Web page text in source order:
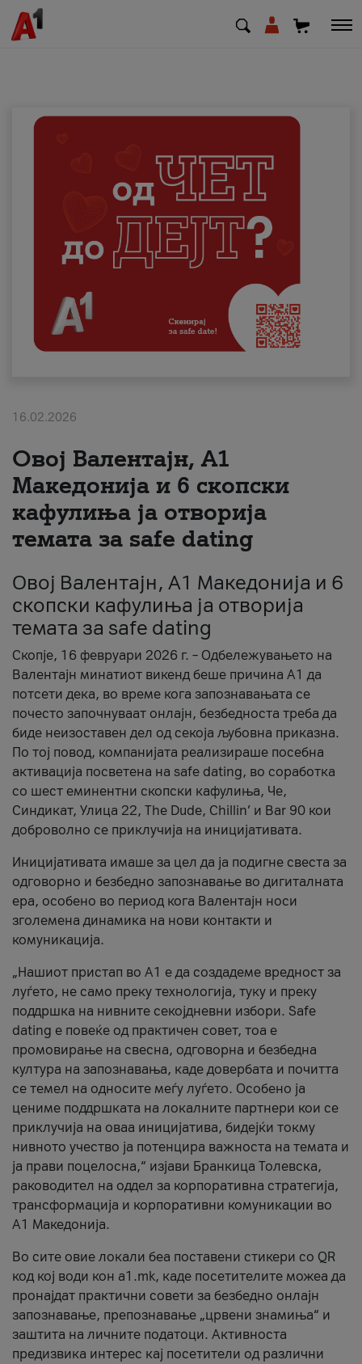
Деловни
Поддршка
Надополни кредит
Плати сметка
#ПодобарОнлајн
16.02.2026
Овој Валентајн, A1
Македонија и 6 скопски
кафулиња ја отворија
темата за safe dating
Овој Валентајн, A1 Македонија и 6
скопски кафулиња ја отворија
темата за safe dating
Скопје, 16 февруари 2026 г. – Одбележувањето на
Валентајн минатиот викенд беше причина А1 да
потсети дека, во време кога запознавањата се
почесто започнуваат онлајн, безбедноста треба да
биде неизоставен дел од секоја љубовна приказна.
По тој повод, компанијата реализираше посебна
активација посветена на safe dating, во соработка
со шест еминентни скопски кафулиња, Че,
Синдикат, Улица 22, The Dude, Chillin’ и Bar 90 кои
доброволно се приклучија на иницијативата.
Иницијативата имаше за цел да ја подигне свеста за
одговорно и безбедно запознавање во дигиталната
ера, особено во период кога Валентајн носи
зголемена динамика на нови контакти и
комуникација.
„Нашиот пристап во А1 е да создадеме вредност за
луѓето, не само преку технологија, туку и преку
поддршка на нивните секојдневни избори. Safe
dating е повеќе од практичен совет, тоа е
промовирање на свесна, одговорна и безбедна
култура на запознавања, каде довербата и почитта
се темел на односите меѓу луѓето. Особено ја
цениме поддршката на локалните партнери кои се
приклучија на оваа иницијатива, бидејќи токму
нивното учество ја потенцира важноста на темата и
ја прави поцелосна,“ изјави Бранкица Толевска,
раководител на оддел за корпоративна стратегија,
трансформација и корпоративни комуникации во
А1 Македонија.
Во сите овие локали беа поставени стикери со QR
код кој води кон a1.mk, каде посетителите можеа да
пронајдат практични совети за безбедно онлајн
запознавање, препознавање „црвени знамиња“ и
заштита на личните податоци. Активноста
предизвика интерес кај посетители од различни